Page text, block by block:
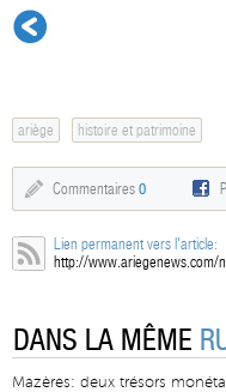
ariège histoire et patrimoine
Commentaires 0
Lien permanent vers l'article:
http://www.ariegenews.com/
DANS LA MÊME
Mazères: deux trésors